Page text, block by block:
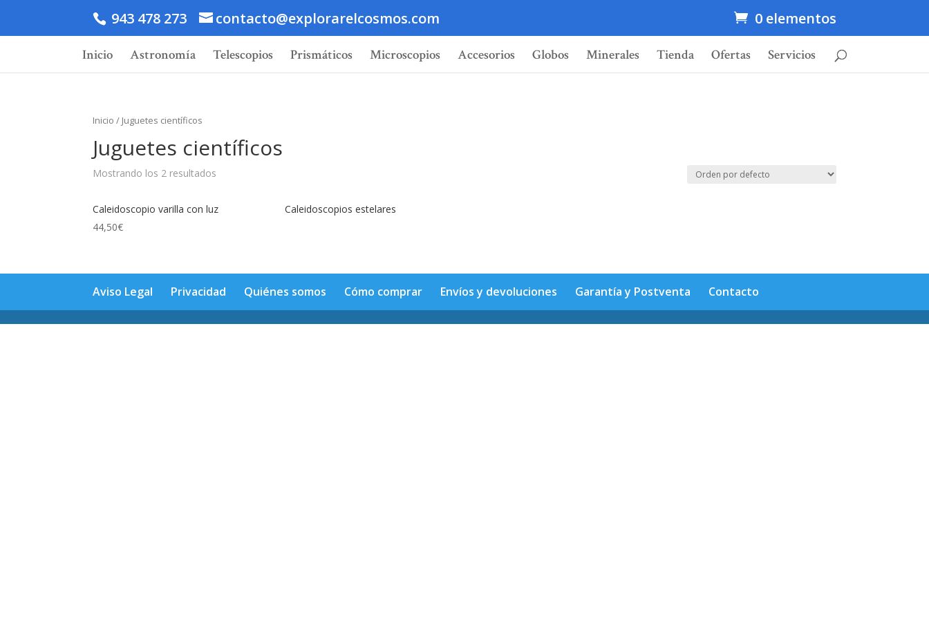
943 478 273 contacto@explorarelcosmos.com 0 elementos
Inicio Astronomía Telescopios Prismáticos Microscopios Accesorios Globos Minerales Tienda Ofertas Servicios
Inicio / Juguetes científicos
Juguetes científicos
Mostrando los 2 resultados
Caleidoscopio varilla con luz
44,50€
Caleidoscopios estelares
Aviso Legal Privacidad Quiénes somos Cómo comprar Envíos y devoluciones Garantía y Postventa Contacto